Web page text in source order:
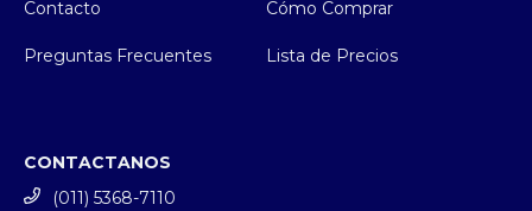
Contacto Cómo Comprar
Preguntas Frecuentes Lista de Precios
CONTACTANOS
(011) 5368-7110